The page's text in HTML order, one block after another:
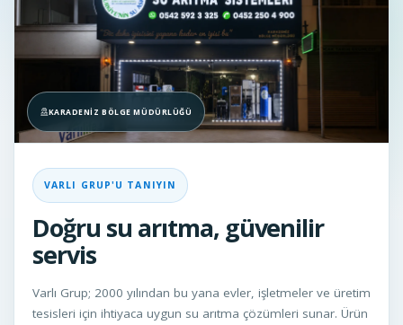
KARADENIZ BÖLGE MÜDÜRLÜĞÜ
VARLI GRUP'U TANIYIN
Doğru su arıtma, güvenilir
servis
Varlı Grup; 2000 yılından bu yana evler, işletmeler ve üretim
tesisleri için ihtiyaca uygun su arıtma çözümleri sunar. Ürün